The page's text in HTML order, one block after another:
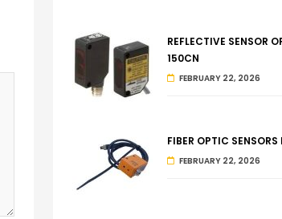
REFLECTIVE SENSOR
150CN
FEBRUARY 22, 2026
FIBER OPTIC
FEBRUARY 22, 2026